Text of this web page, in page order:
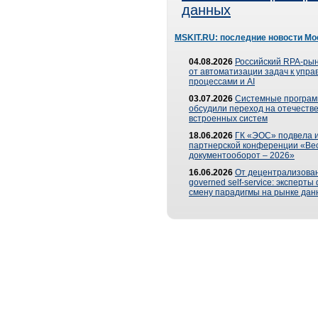
данных
MSKIT.RU: последние новости
04.08.2026 Российский RPA-
от автоматизации задач к
процессами и AI
03.07.2026 Системные
обсудили переход на
встроенных систем
18.06.2026 ГК «ЭОС» подвела
партнерской конференции
документооборот – 2026»
16.06.2026 От
governed self-service: эксперты
смену парадигмы на рынке